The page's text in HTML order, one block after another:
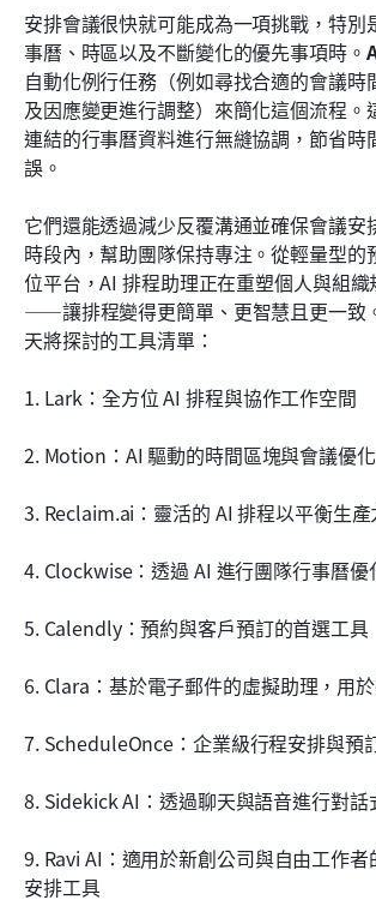
安排會議很快就可能成為一項挑戰，特別
事曆、時區以及不斷變化的優先事項時。
自動化例行任務（例如尋找合適的會議時
及因應變更進行調整）來簡化這個流程。
連結的行事曆資料進行無縫協調，節省時
誤。
它們還能透過減少反覆溝通並確保會議安
時段內，幫助團隊保持專注。從輕量型的
位平台，AI 排程助理正在重塑個人與組
——讓排程變得更簡單、更智慧且更一致
天將探討的工具清單：
1. Lark：全方位 AI 排程與協作工作空間
2. Motion：AI 驅動的時間區塊與會議優化
3. Reclaim.ai：靈活的 AI 排程以平衡生產
4. Clockwise：透過 AI 進行團隊行事曆優
5. Calendly：預約與客戶預訂的首選工具
6. Clara：基於電子郵件的虛擬助理，用
7. ScheduleOnce：企業級行程安排與預
8. Sidekick AI：透過聊天與語音進行對話
9. Ravi AI：適用於新創公司與自由工作
安排工具
10 個最佳 AI 排程助理，讓行事曆管理
為什麼 Lark 是比單一 AI 排程工具更
使用人工智慧排程助理的主要好處
結論
常見問題
相關閱讀